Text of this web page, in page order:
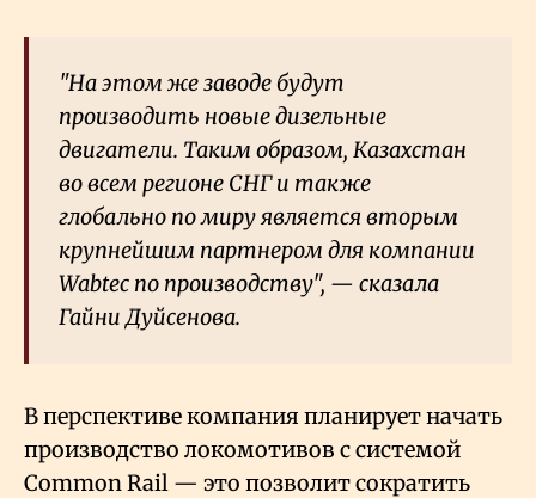
"На этом же заводе будут
производить новые дизельные
двигатели. Таким образом, Казахстан
во всем регионе СНГ и также
глобально по миру является вторым
крупнейшим партнером для компании
Wabtec по производству", — сказала
Гайни Дуйсенова.
В перспективе компания планирует начать
производство локомотивов с системой
Common Rail — это позволит сократить